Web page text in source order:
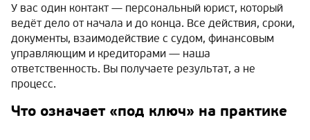
У вас один контакт — персональный юрист, который
ведёт дело от начала и до конца. Все действия, сроки,
документы, взаимодействие с судом, финансовым
управляющим и кредиторами — наша
ответственность. Вы получаете результат, а не
процесс.
Что означает «под ключ» на практике